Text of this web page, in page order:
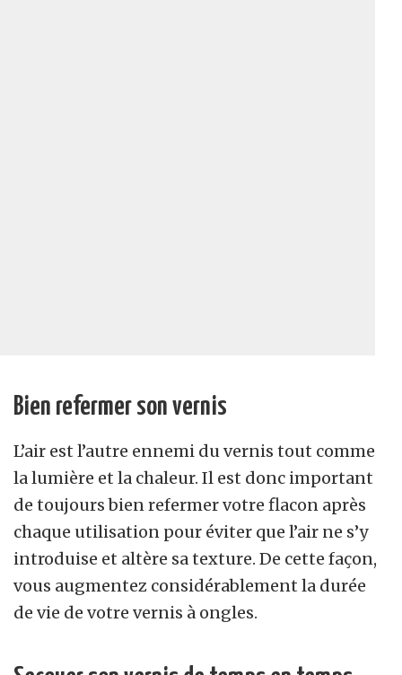
Bien refermer son vernis
L’air est l’autre ennemi du vernis tout comme
la lumière et la chaleur. Il est donc important
de toujours bien refermer votre flacon après
chaque utilisation pour éviter que l’air ne s’y
introduise et altère sa texture. De cette façon,
vous augmentez considérablement la durée
de vie de votre vernis à ongles.